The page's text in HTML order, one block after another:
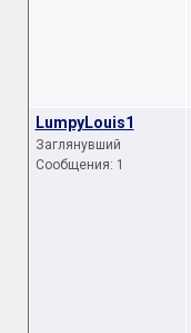
LumpyLouis1
Заглянувший
Сообщения: 1